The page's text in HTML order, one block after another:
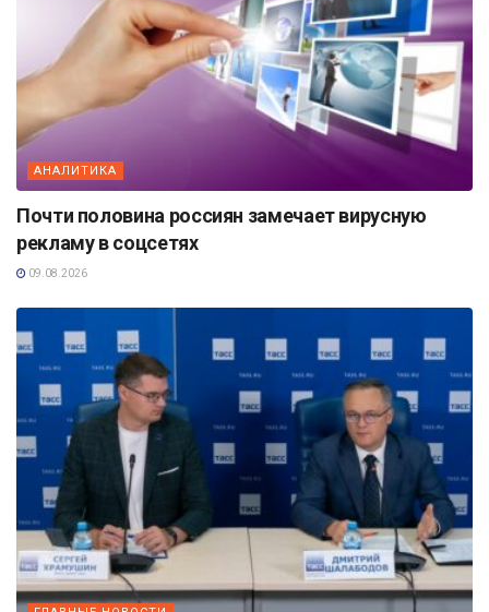
АНАЛИТИКА
Почти половина россиян замечает вирусную
рекламу в соцсетях
09.08.2026